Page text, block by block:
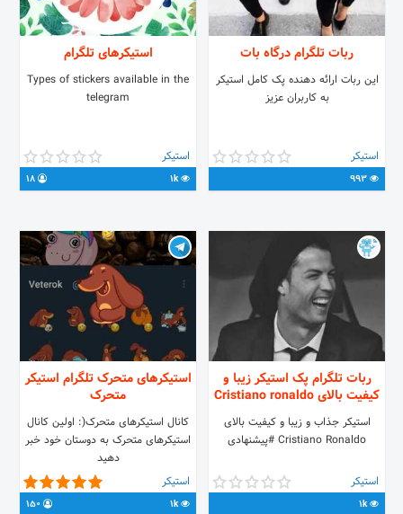
ربات تلگرام درگاه بات
این ربات ارائه دهنده پک کامل استیکر
به کاربران عزیز
استیکر
استیکرهای تلگرام
Types of stickers available in the
telegram
استیکر
1k
ربات تلگرام پک استیکر زیبا و
کیفیت بالای Cristiano ronaldo
استیکر جذاب و زیبا و کیفیت بالای
Cristiano Ronaldo #پیشنهادی
استیکر
1k
استیکرهای متحرک تلگرام استیکر
متحرک
کانال استیکرهای متحرک(: اولین کانال
استیکرهای متحرک به دوستان خود خبر
دهید
استیکر
1k